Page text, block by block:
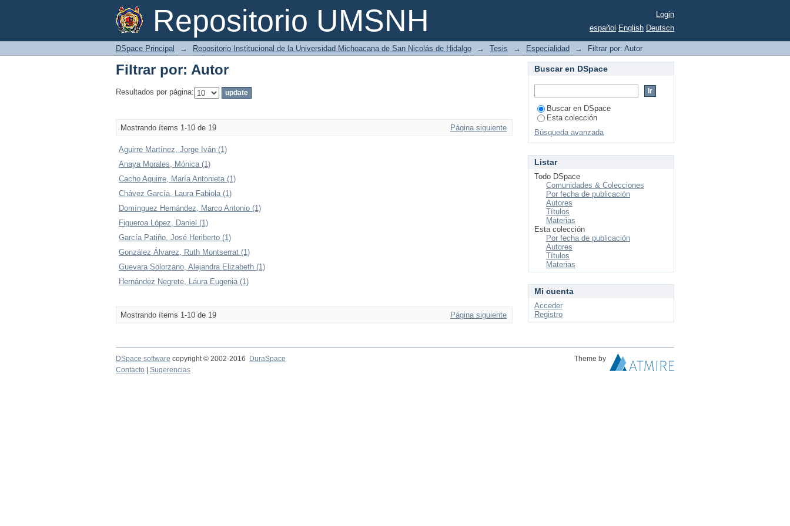
Repositorio UMSNH
Filtrar por: Autor
Login
español English Deutsch
DSpace Principal → Repositorio Institucional de la Universidad Michoacana de San Nicolás de Hidalgo → Tesis → Especialidad → Filtrar por: Autor
Filtrar por: Autor
Resultados por página:
Mostrando ítems 1-10 de 19 Página siguiente
Aguirre Martínez, Jorge Iván (1)
Anaya Morales, Mónica (1)
Cacho Aguirre, María Antonieta (1)
Chávez García, Laura Fabiola (1)
Domínguez Hernández, Marco Antonio (1)
Figueroa López, Daniel (1)
García Patiño, José Heriberto (1)
González Álvarez, Ruth Montserrat (1)
Guevara Solorzano, Alejandra Elizabeth (1)
Hernández Negrete, Laura Eugenia (1)
Mostrando ítems 1-10 de 19 Página siguiente
Buscar en DSpace
Buscar en DSpace
Esta colección
Búsqueda avanzada
Listar
Todo DSpace
Comunidades & Colecciones
Por fecha de publicación
Autores
Títulos
Materias
Esta colección
Por fecha de publicación
Autores
Títulos
Materias
Mi cuenta
Acceder
Registro
DSpace software copyright © 2002-2016 DuraSpace
Theme by
Contacto
Sugerencias